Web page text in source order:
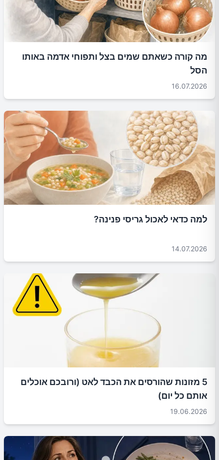
מה קורה כשאתם שמים בצל ותפוחי אדמה באותו
הסל
16.07.2026
למה כדאי לאכול גריסי פנינה?
14.07.2026
5 מזונות שהורסים את הכבד לאט (ורובכם אוכלים
אותם כל יום)
19.06.2026